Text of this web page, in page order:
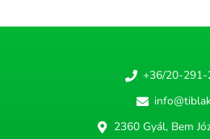
+36/20-
2360 Gyál, Bem